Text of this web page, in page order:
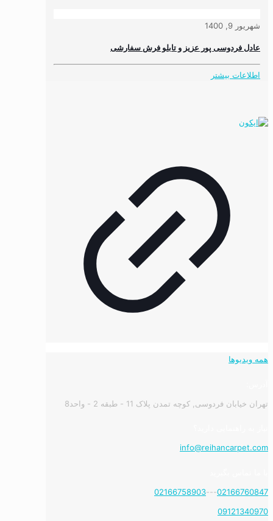
شهریور 9, 1400
عادل فردوسی پور عزیز و تابلو فرش سفارشی
اطلاعات بیشتر
همه ویدیوها
تهران خیابان فردوسی, کوچه تمدن پلاک 11 - طبقه 2 - واحد8
info@reihancarpet.com
02166760847
---
02166758903
09121340970